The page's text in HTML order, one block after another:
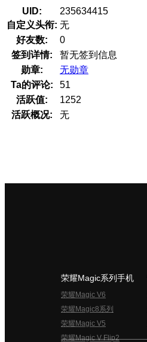
UID:
235634415
自定义头衔: 无
好友数:
0
签到详情:
暂无签到信息
勋章:
无勋章
Ta的评论:
51
活跃值:
1252
活跃概况:
无
荣耀Magic系列手机
荣耀Magic V6
荣耀Magic8系列
荣耀Magic V5
荣耀Magic V Flip2